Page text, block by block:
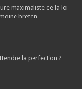
maximaliste de la loi
breton
la perfection ?